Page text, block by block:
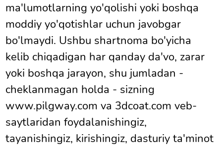
ma'lumotlarning yo'qolishi yoki boshqa
moddiy yo'qotishlar uchun javobgar
bo'lmaydi. Ushbu shartnoma bo'yicha
kelib chiqadigan har qanday da'vo, zarar
yoki boshqa jarayon, shu jumladan -
cheklanmagan holda - sizning
www.pilgway.com va 3dcoat.com veb-
saytlaridan foydalanishingiz,
tayanishingiz, kirishingiz, dasturiy ta'minot